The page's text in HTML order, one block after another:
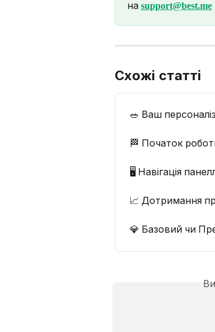
на support@best.me
Схожі статті
🥗 Ваш
🏁 Початок
🖥️ Навігація
📈 Дотримання
💎 Базовий чи